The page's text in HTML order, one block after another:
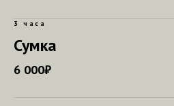
3 часа
Сумка
6 000₽